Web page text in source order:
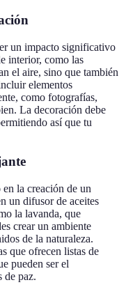
un impacto significativo
interior, como las
el aire, sino que también
elementos
como fotografías,
La decoración debe
así que tu
la creación de un
un difusor de aceites
la lavanda, que
crear un ambiente
de la naturaleza.
que ofrecen listas de
pueden ser el
de paz.